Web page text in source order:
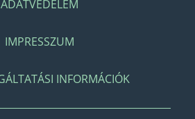
ADATVÉDELEM
IMPRESSZUM
INFORMÁCIÓK